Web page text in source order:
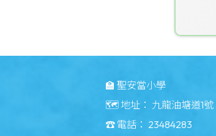
🏫 聖安當小學
🗺️ 地址： 九龍油塘道1號
☎️ 電話： 23484283